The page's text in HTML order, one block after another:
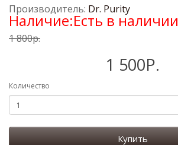
Производитель: Dr. Purity
Наличие:Есть в наличии
1 800р.
1 500Р.
Количество
Купить